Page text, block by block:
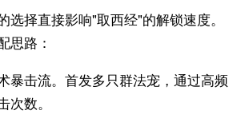
择直接影响"取西经"的解锁速度。
思路：
击流。首发多只群法宠，通过高频
次数。